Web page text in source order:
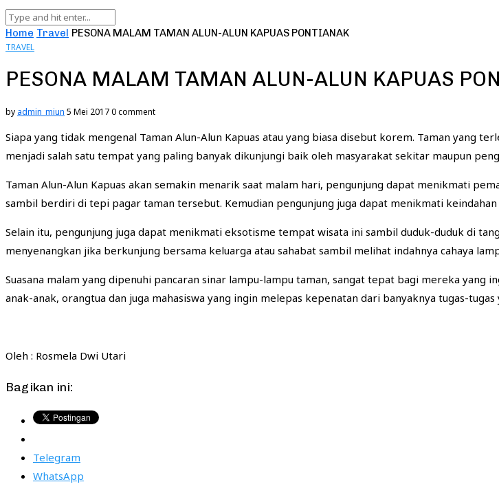
Home Travel PESONA MALAM TAMAN ALUN-ALUN KAPUAS PONTIANAK
TRAVEL
PESONA MALAM TAMAN ALUN-ALUN KAPUAS
by admin_miun 5 Mei 20170 comment
Siapa yang tidak mengenal Taman Alun-Alun Kapuas atau yang biasa disebut korem. Taman yang
menjadi salah satu tempat yang paling banyak dikunjungi baik oleh masyarakat sekitar maupun
Taman Alun-Alun Kapuas akan semakin menarik saat malam hari, pengunjung dapat menikmati
sambil berdiri di tepi pagar taman tersebut. Kemudian pengunjung juga dapat menikmati
Selain itu, pengunjung juga dapat menikmati eksotisme tempat wisata ini sambil duduk-duduk di
menyenangkan jika berkunjung bersama keluarga atau sahabat sambil melihat indahnya cahaya
Suasana malam yang dipenuhi pancaran sinar lampu-lampu taman, sangat tepat bagi mereka
anak-anak, orangtua dan juga mahasiswa yang ingin melepas kepenatan dari banyaknya tugas-tugas
Oleh : Rosmela Dwi Utari
Bagikan ini:
Telegram
WhatsApp